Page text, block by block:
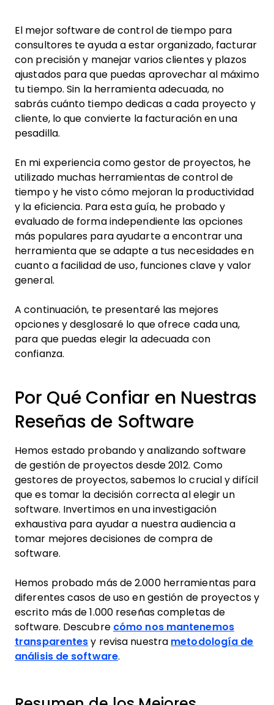
El mejor software de control de tiempo para
consultores te ayuda a estar organizado, facturar
con precisión y manejar varios clientes y plazos
ajustados para que puedas aprovechar al máximo
tu tiempo. Sin la herramienta adecuada, no
sabrás cuánto tiempo dedicas a cada proyecto y
cliente, lo que convierte la facturación en una
pesadilla.
En mi experiencia como gestor de proyectos, he
utilizado muchas herramientas de control de
tiempo y he visto cómo mejoran la productividad
y la eficiencia. Para esta guía, he probado y
evaluado de forma independiente las opciones
más populares para ayudarte a encontrar una
herramienta que se adapte a tus necesidades en
cuanto a facilidad de uso, funciones clave y valor
general.
A continuación, te presentaré las mejores
opciones y desglosaré lo que ofrece cada una,
para que puedas elegir la adecuada con
confianza.
Por Qué Confiar en Nuestras
Reseñas de Software
Hemos estado probando y analizando software
de gestión de proyectos desde 2012. Como
gestores de proyectos, sabemos lo crucial y difícil
que es tomar la decisión correcta al elegir un
software. Invertimos en una investigación
exhaustiva para ayudar a nuestra audiencia a
tomar mejores decisiones de compra de
software.
Hemos probado más de 2.000 herramientas para
diferentes casos de uso en gestión de proyectos y
escrito más de 1.000 reseñas completas de
software. Descubre cómo nos mantenemos
transparentes y revisa nuestra metodología de
análisis de software.